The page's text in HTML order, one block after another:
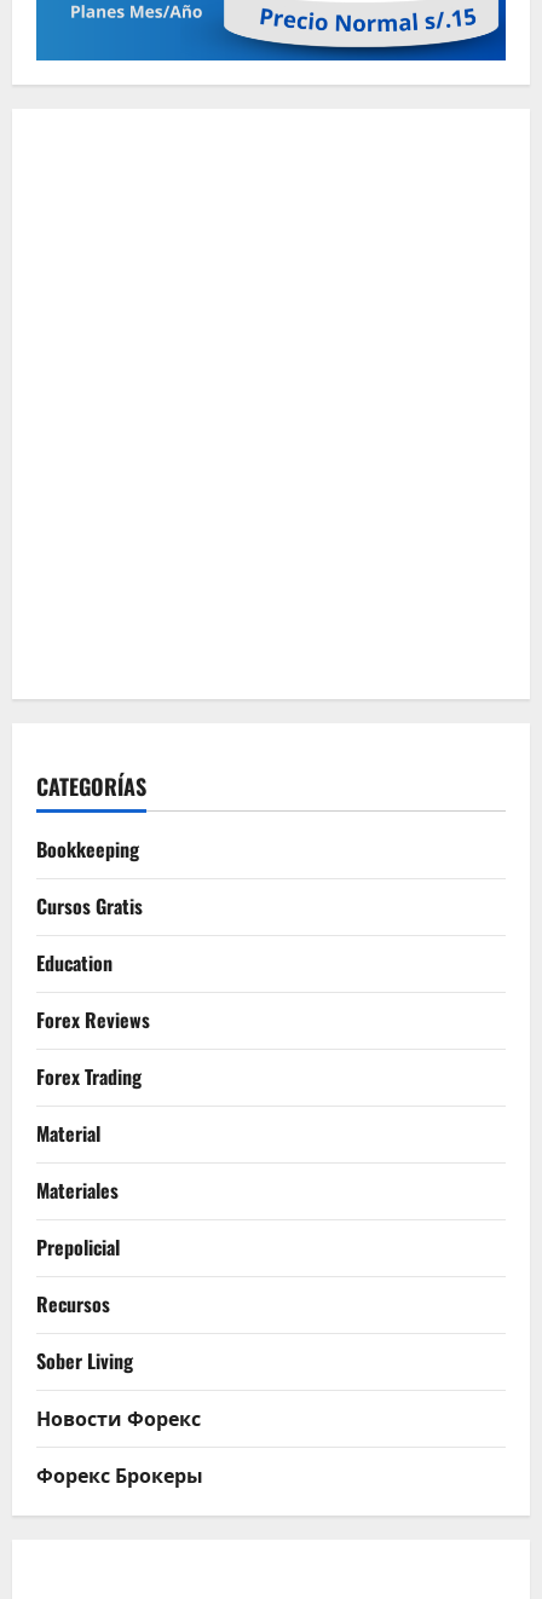
CATEGORÍAS
Bookkeeping
Cursos Gratis
Education
Forex Reviews
Forex Trading
Material
Materiales
Prepolicial
Recursos
Sober Living
Новости Форекс
Форекс Брокеры